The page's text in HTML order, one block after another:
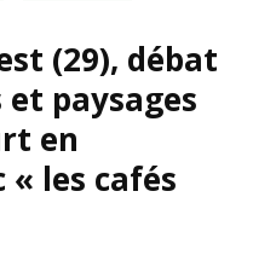
(29), débat
paysages
en
« les cafés